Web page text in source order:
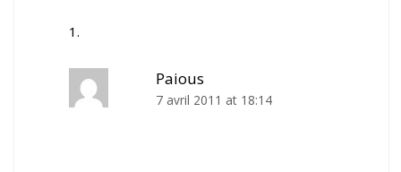
Paious
7 avril 2011 at 18:14